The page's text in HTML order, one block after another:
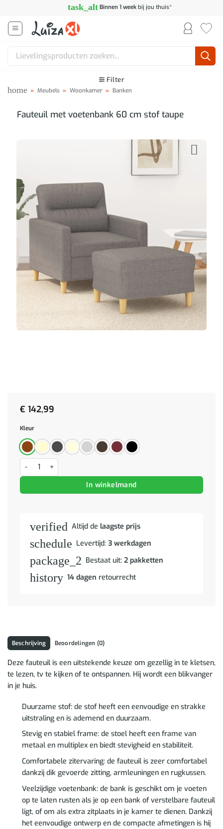
inhoud
task_alt Binnen 1 weekbij jou thuis*
Zoeken
Filter
home » Meubels » Woonkamer » Banken
Fauteuil met voetenbank 60 cm stof taupe
€ 142,99
Kleur
Fauteuil met voetenbank 60 cm stof taupe aantal
In winkelmand
verified Altijd de laagste prijs
schedule Levertijd: 3 werkdagen
package_2 Bestaat uit: 2 pakketten
history 14 dagen retourrecht
Beschrijving Beoordelingen (0)
Deze fauteuil is een uitstekende keuze om gezellig in te kletsen,
te lezen, tv te kijken of te ontspannen. Hij wordt een blikvanger
in je huis.
Duurzame stof: de stof heeft een eenvoudige en strakke
uitstraling en is ademend en duurzaam.
Stevig en stabiel frame: de stoel heeft een frame van
metaal en multiplex en biedt stevigheid en stabiliteit.
Comfortabele zitervaring: de fauteuil is zeer comfortabel
dankzij dik gevoerde zitting, armleuningen en rugkussen.
Veelzijdige voetenbank: de bank is geschikt om je voeten
op te laten rusten als je op een bank of verstelbare fauteuil
ligt, of om als extra zitplaats in je kamer te dienen. Dankzij
het eenvoudige ontwerp en de compacte afmetingen is hij